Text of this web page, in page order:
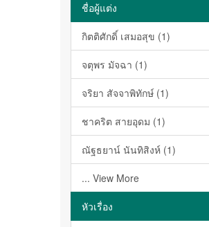
ชื่อผู้แต่ง
กิตติศักดิ์ เสมอสุข (1)
จตุพร มัจฉา (1)
จริยา สัจจาพิทักษ์ (1)
ชาคริต สายอุดม (1)
ณัฐธยาน์ นันทิสิงห์ (1)
... View More
หัวเรื่อง